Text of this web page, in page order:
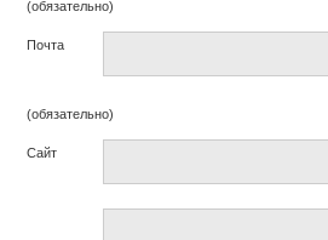
(обязательно)
Почта
(обязательно)
Сайт